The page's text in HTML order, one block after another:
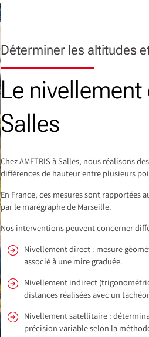
Déterminer les altitudes
Le
Salles
Chez AMETRIS à Salles, nous réalisons
différences de hauteur entre plusieurs
En France, ces mesures sont rapportées
par le marégraphe de Marseille.
Nos interventions peuvent concerner
Nivellement direct : mesure
associé à une mire graduée.
Nivellement indirect
distances réalisées avec un
Nivellement satellitaire :
précision variable selon la